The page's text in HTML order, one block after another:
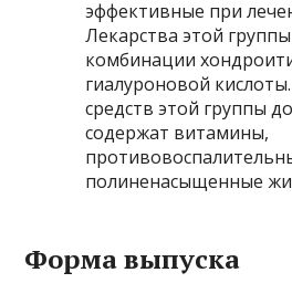
эффективные при
Лекарства этой
комбинации
гиалуроновой
средств этой группы
содержат витамины,
полиненасыщенные
Форма выпуска